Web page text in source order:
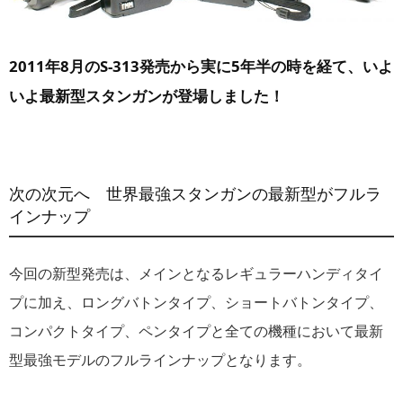
2011年8月のS-313発売から実に5年半の時を経て、いよ
いよ最新型スタンガンが登場しました！
次の次元へ 世界最強スタンガンの最新型がフルラ
インナップ
今回の新型発売は、メインとなるレギュラーハンディタイ
プに加え、ロングバトンタイプ、ショートバトンタイプ、
コンパクトタイプ、ペンタイプと全ての機種において最新
型最強モデルのフルラインナップとなります。